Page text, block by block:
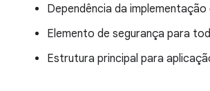
Dependência da
Elemento de segurança para
Estrutura principal para